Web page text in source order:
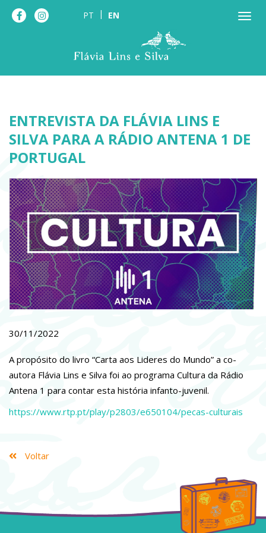
PT EN
ENTREVISTA DA FLÁVIA LINS E
SILVA PARA A RÁDIO ANTENA 1 DE
PORTUGAL
30/11/2022
A propósito do livro “Carta aos Lideres do Mundo” a co-
autora Flávia Lins e Silva foi ao programa Cultura da Rádio
Antena 1 para contar esta história infanto-juvenil.
https://www.rtp.pt/play/p2803/e650104/pecas-culturais
Voltar